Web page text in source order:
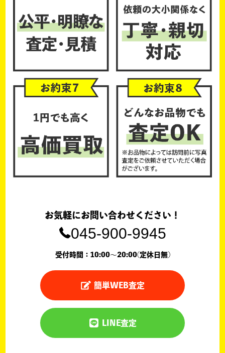
お気軽にお問い合わせください！
045-900-9945
受付時間：10:00〜20:00(定休日無)
簡単WEB査定
LINE査定